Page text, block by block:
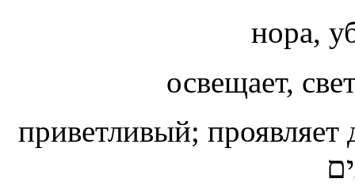
нора,
освещает,
приветливый;